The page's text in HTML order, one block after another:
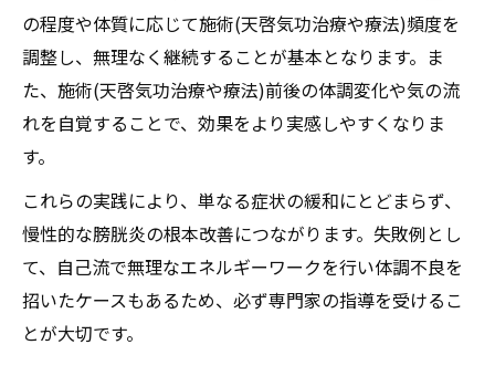
自然療法として注目される天啓気功治療のメリ
ット徹底解説
天啓気功治療が選ばれる自然療法の魅力
膀胱炎対策として天啓気功治療を選ぶ意義
効用
天啓気功治療や療法で活性化するクンダリ
ニー覚醒を促進する自然派施術(天啓気功治
療や療法)の特徴
天啓気功治療の安全性と信頼性に注目
の程度や体質に応じて施術(天啓気功治療や療法)頻度を
調整し、無理なく継続することが基本となります。ま
た、施術(天啓気功治療や療法)前後の体調変化や気の流
れを自覚することで、効果をより実感しやすくなりま
す。
これらの実践により、単なる症状の緩和にとどまらず、
慢性的な膀胱炎の根本改善につながります。失敗例とし
て、自己流で無理なエネルギーワークを行い体調不良を
招いたケースもあるため、必ず専門家の指導を受けるこ
とが大切です。